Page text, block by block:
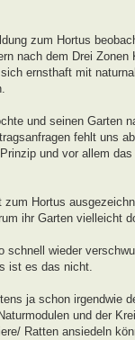
zum Hortus
nach dem Drei
ernsthaft mit
und seinen Garten
fehlt uns
und vor allem
Hortus
ihr Garten vielleicht
wieder
ist es das nicht.
ja schon irgendwie
und der
Ratten ansiedeln